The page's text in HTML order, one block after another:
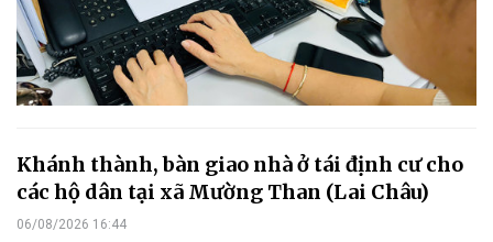
Khánh thành, bàn giao nhà ở tái định cư cho
các hộ dân tại xã Mường Than (Lai Châu)
06/08/2026 16:44